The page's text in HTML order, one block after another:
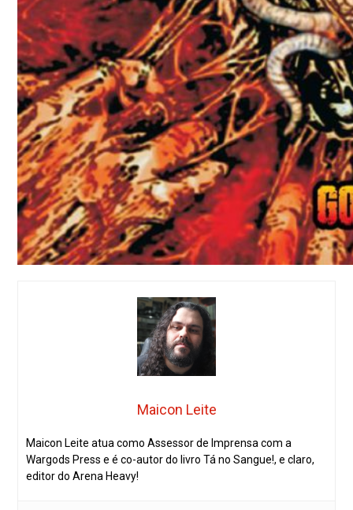
Maicon Leite
Maicon Leite atua como Assessor de Imprensa com a
Wargods Press e é co-autor do livro Tá no Sangue!, e claro,
editor do Arena Heavy!